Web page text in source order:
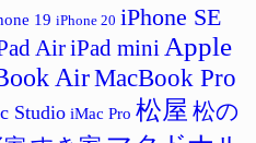
19 iPhone 20 iPhone SE
AiriPad mini Apple
AirMacBook Pro
Studio iMac Pro 松屋 松の